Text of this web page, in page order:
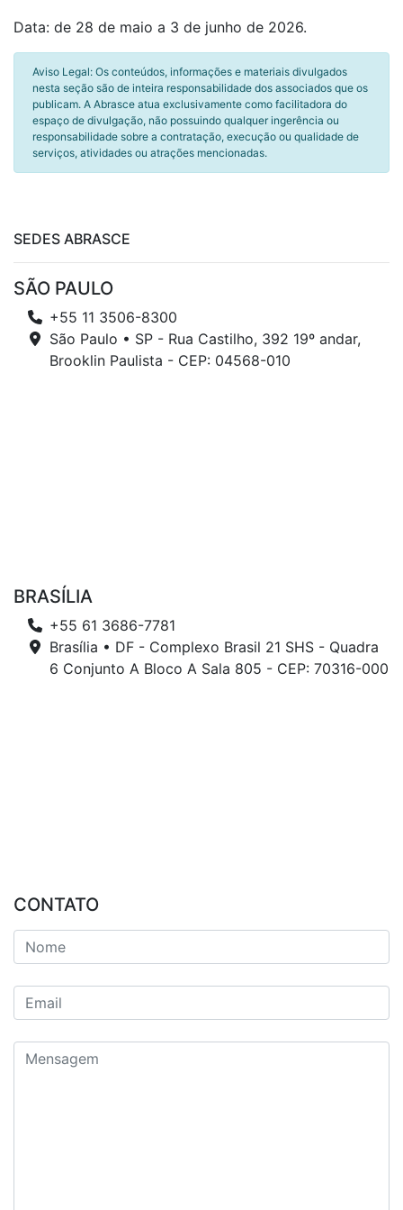
Data: de 28 de maio a 3 de junho de 2026.
Aviso Legal: Os conteúdos, informações e materiais divulgados
nesta seção são de inteira responsabilidade dos associados que os
publicam. A Abrasce atua exclusivamente como facilitadora do
espaço de divulgação, não possuindo qualquer ingerência ou
responsabilidade sobre a contratação, execução ou qualidade de
serviços, atividades ou atrações mencionadas.
SEDES ABRASCE
SÃO PAULO
+55 11 3506-8300
São Paulo • SP - Rua Castilho, 392 19º andar,
Brooklin Paulista - CEP: 04568-010
BRASÍLIA
+55 61 3686-7781
Brasília • DF - Complexo Brasil 21 SHS - Quadra
6 Conjunto A Bloco A Sala 805 - CEP: 70316-000
CONTATO